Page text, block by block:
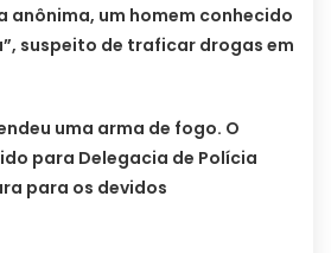
anônima, um homem conhecido
suspeito de traficar drogas em
uma arma de fogo. O
para Delegacia de Polícia
para os devidos